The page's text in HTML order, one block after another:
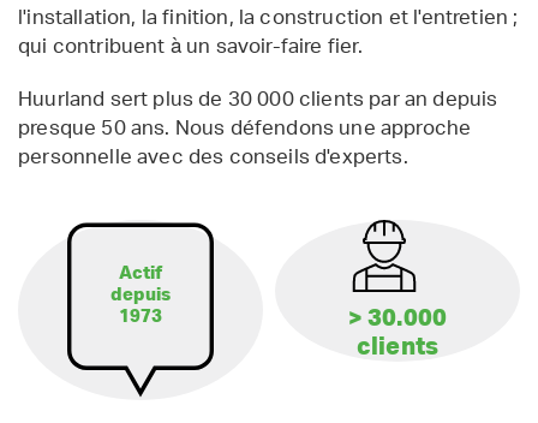
l'installation, la finition, la construction et l'entretien ;
qui contribuent à un savoir-faire fier.
Huurland sert plus de 30 000 clients par an depuis
presque 50 ans. Nous défendons une approche
personnelle avec des conseils d'experts.
Actif
depuis
1973
> 30.000
clients